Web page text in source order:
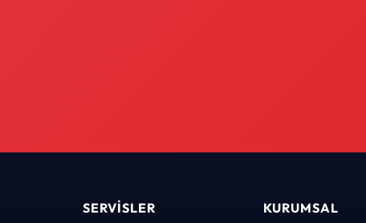
SERVISLER KURUMSAL